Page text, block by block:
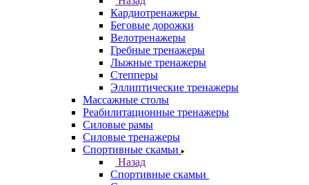
Кардиотренажеры
Беговые дорожки
Велотренажеры
Гребные тренажеры
Лыжные тренажеры
Степперы
Эллиптические тренажеры
Массажные столы
Реабилитационные тренажеры
Силовые рамы
Силовые тренажеры
Спортивные скамьи
Назад
Спортивные скамьи